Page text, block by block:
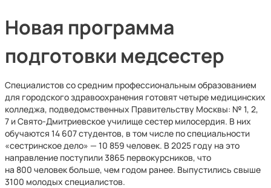
Новая программа
подготовки медсестер
Специалистов со средним профессиональным образованием
для городского здравоохранения готовят четыре медицинских
колледжа, подведомственных Правительству Москвы: № 1, 2,
7 и Свято-Дмитриевское училище сестер милосердия. В них
обучаются 14 607 студентов, в том числе по специальности
«сестринское дело» — 10 859 человек. В 2025 году на это
направление поступили 3865 первокурсников, что
на 800 человек больше, чем годом ранее. Выпустились свыше
3100 молодых специалистов.